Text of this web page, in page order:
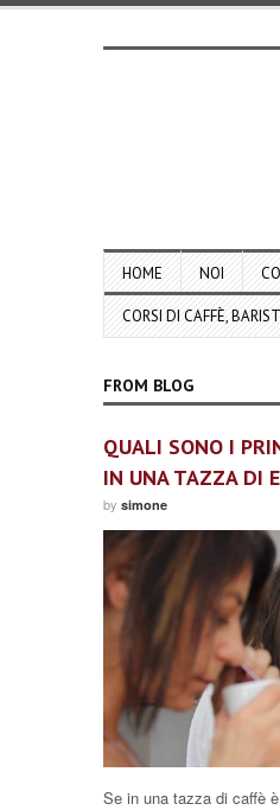
HOME NOI
CORSI DI CAFFÈ,
FROM BLOG
QUALI SONO I
IN UNA TAZZA DI
by simone
Se in una tazza di caffè